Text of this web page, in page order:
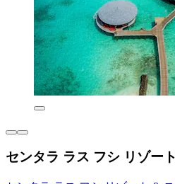
センタラ ラス フシ リゾー